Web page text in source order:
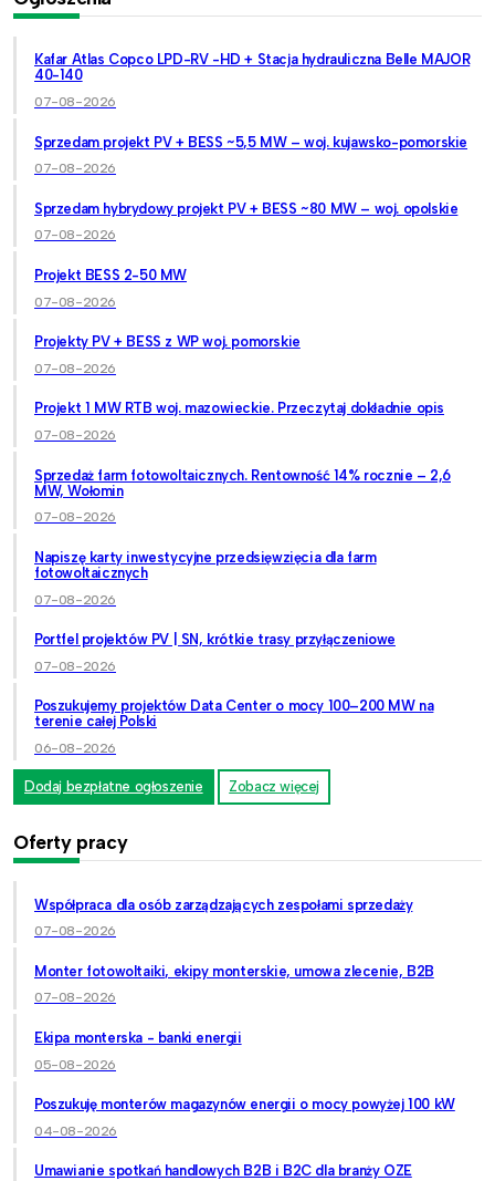
Kafar Atlas Copco LPD-RV -HD + Stacja hydrauliczna Belle MAJOR
40-140
07-08-2026
Sprzedam projekt PV + BESS ~5,5 MW – woj. kujawsko-pomorskie
07-08-2026
Sprzedam hybrydowy projekt PV + BESS ~80 MW – woj. opolskie
07-08-2026
Projekt BESS 2-50 MW
07-08-2026
Projekty PV + BESS z WP woj. pomorskie
07-08-2026
Projekt 1 MW RTB woj. mazowieckie. Przeczytaj dokładnie opis
07-08-2026
Sprzedaż farm fotowoltaicznych. Rentowność 14% rocznie – 2,6
MW, Wołomin
07-08-2026
Napiszę karty inwestycyjne przedsięwzięcia dla farm
fotowoltaicznych
07-08-2026
Portfel projektów PV | SN, krótkie trasy przyłączeniowe
07-08-2026
Poszukujemy projektów Data Center o mocy 100–200 MW na
terenie całej Polski
06-08-2026
Dodaj bezpłatne ogłoszenie Zobacz więcej
Oferty pracy
Współpraca dla osób zarządzających zespołami sprzedaży
07-08-2026
Monter fotowoltaiki, ekipy monterskie, umowa zlecenie, B2B
07-08-2026
Ekipa monterska - banki energii
05-08-2026
Poszukuję monterów magazynów energii o mocy powyżej 100 kW
04-08-2026
Umawianie spotkań handlowych B2B i B2C dla branży OZE